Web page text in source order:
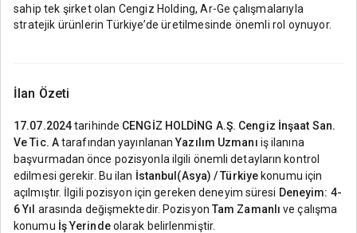
sahip tek şirket olan Cengiz Holding, Ar-Ge çalışmalarıyla
stratejik ürünlerin Türkiye’de üretilmesinde önemli rol oynuyor.
İlan Özeti
17.07.2024tarihinde CENGİZ HOLDİNG A.Ş. Cengiz İnşaat San.
Ve Tic. Atarafından yayınlananYazılım Uzmanı iş ilanına
başvurmadan önce pozisyonla ilgili önemli detayların kontrol
edilmesi gerekir. Bu ilan İstanbul(Asya) / Türkiye konumu için
açılmıştır. İlgili pozisyon için gereken deneyim süresi Deneyim: 4-
6 Yıl arasında değişmektedir. Pozisyon Tam Zamanlı ve çalışma
konumu İş Yerindeolarak belirlenmiştir.